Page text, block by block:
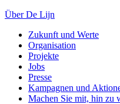
Über De Lijn
Zukunft und Werte
Organisation
Projekte
Jobs
Presse
Kampagnen und
Machen Sie mit, hin zu